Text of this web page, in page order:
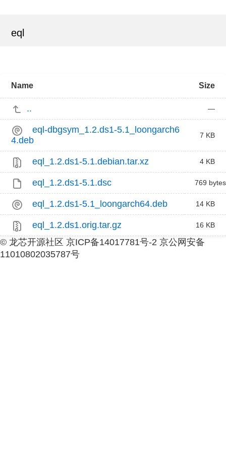
eql
Name Size
.. —
eql-dbgsym_1.2.ds1-5.1_loongarch6
4.deb
7 KB
eql_1.2.ds1-5.1.debian.tar.xz 4 KB
eql_1.2.ds1-5.1.dsc 769 bytes
eql_1.2.ds1-5.1_loongarch64.deb 14 KB
eql_1.2.ds1.orig.tar.gz 16 KB
© 龙芯开源社区 京ICP备14017781号-2 京公网安备
11010802035787号